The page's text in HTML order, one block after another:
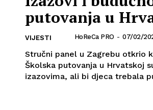
putovanja u
VIJESTI HoReCa PRO - 07/02/
Stručni panel u Zagrebu otkrio
Školska putovanja u Hrvatskoj
izazovima, ali bi djeca trebala